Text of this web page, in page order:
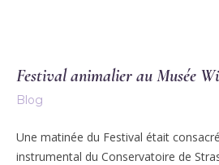
Festival animalier au Musée
Blog
Une matinée du Festival était
instrumental du Conservatoire de